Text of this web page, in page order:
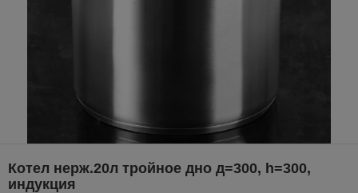
Котел нерж.20л тройное дно д=300, h=300,
индукция